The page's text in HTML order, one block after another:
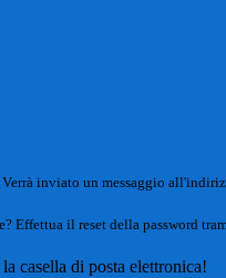
Verrà inviato un messaggio
Effettua il reset della password
casella di posta elettronica!